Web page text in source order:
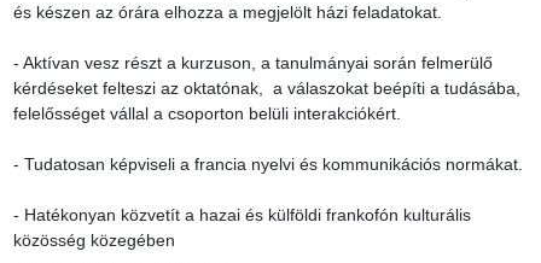
és készen az órára elhozza a megjelölt házi feladatokat.
- Aktívan vesz részt a kurzuson, a tanulmányai során felmerülő
kérdéseket felteszi az oktatónak,  a válaszokat beépíti a tudásába,
felelősséget vállal a csoporton belüli interakciókért.
- Tudatosan képviseli a francia nyelvi és kommunikációs normákat.
- Hatékonyan közvetít a hazai és külföldi frankofón kulturális
közösség közegében